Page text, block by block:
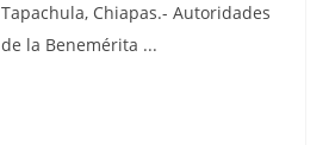
Tapachula, Chiapas.- Autoridades
de la Benemérita ...